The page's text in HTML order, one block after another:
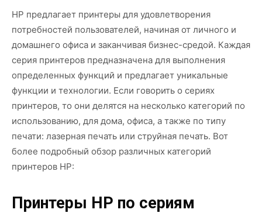
HP предлагает принтеры для удовлетворения
потребностей пользователей, начиная от личного и
домашнего офиса и заканчивая бизнес-средой. Каждая
серия принтеров предназначена для выполнения
определенных функций и предлагает уникальные
функции и технологии. Если говорить о сериях
принтеров, то они делятся на несколько категорий по
использованию, для дома, офиса, а также по типу
печати: лазерная печать или струйная печать. Вот
более подробный обзор различных категорий
принтеров HP:
Принтеры HP по сериям